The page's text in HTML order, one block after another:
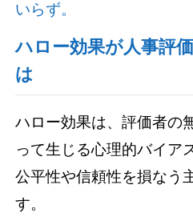
いらず。
ハロー効果が人事評
は
ハロー効果は、評価者の
って生じる心理的バイア
公平性や信頼性を損なう
す。